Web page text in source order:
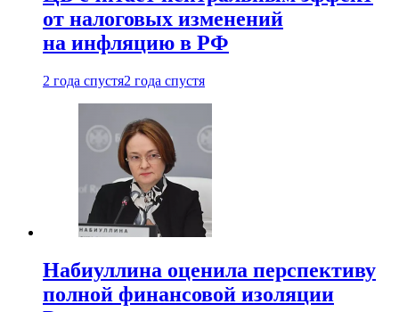
от налоговых изменений
на инфляцию в РФ
2 года спустя2 года спустя
Набиуллина оценила перспективу
полной финансовой изоляции